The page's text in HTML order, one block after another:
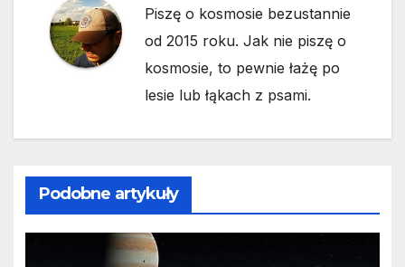
Piszę o kosmosie bezustannie
od 2015 roku. Jak nie piszę o
kosmosie, to pewnie łażę po
lesie lub łąkach z psami.
Podobne artykuły